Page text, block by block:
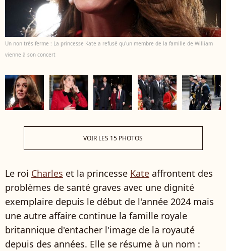
Un non très ferme : La princesse Kate a refusé qu'un membre de la famille de William
vienne à son concert
VOIR LES 15 PHOTOS
Le roi Charles et la princesse Kate affrontent des
problèmes de santé graves avec une dignité
exemplaire depuis le début de l'année 2024 mais
une autre affaire continue la famille royale
britannique d'entacher l'image de la royauté
depuis des années. Elle se résume à un nom :